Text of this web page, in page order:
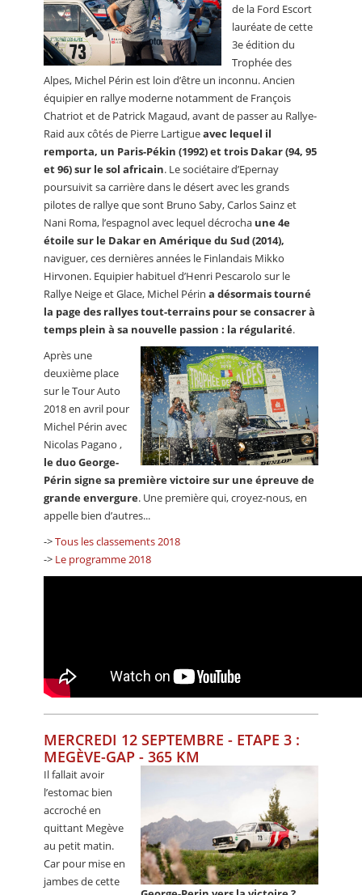
de la Ford Escort
lauréate de cette
3e édition du
Trophée des
Alpes, Michel Périn est loin d’être un inconnu. Ancien
équipier en rallye moderne notamment de François
Chatriot et de Patrick Magaud, avant de passer au Rallye-
Raid aux côtés de Pierre Lartigueavec lequel il
remporta, un Paris-Pékin (1992) et trois Dakar (94, 95
et 96) sur le sol africain. Le sociétaire d’Epernay
poursuivit sa carrière dans le désert avec les grands
pilotes de rallye que sont Bruno Saby, Carlos Sainz et
Nani Roma, l’espagnol avec lequel décrocha une 4e
étoile sur le Dakar en Amérique du Sud (2014),
naviguer, ces dernières années le Finlandais Mikko
Hirvonen. Equipier habituel d’Henri Pescarolo sur le
Rallye Neige et Glace, Michel Périn a désormais tourné
la page des rallyes tout-terrains pour se consacrer à
temps plein à sa nouvelle passion : la régularité.
Après une
deuxième place
sur le Tour Auto
2018 en avril pour
Michel Périn avec
Nicolas Pagano ,
le duo George-
Périn signe sa première victoire sur une épreuve de
grande envergure. Une première qui, croyez-nous, en
appelle bien d’autres...
->Tous les classements 2018
-> Le programme 2018
MERCREDI 12 SEPTEMBRE - ETAPE 3 :
MEGÈVE-GAP - 365 KM
Il fallait avoir
l’estomac bien
accroché en
quittant Megève
au petit matin.
Car pour mise en
jambes de cette